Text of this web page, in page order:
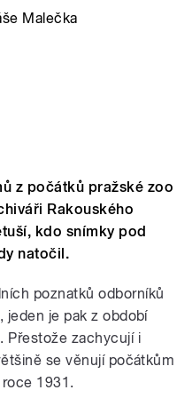
Malečka
z počátků pražské zoo
Rakouského
kdo snímky pod
natočil.
poznatků odborníků
jeden je pak z období
Přestože zachycují i
se věnují počátkům
1931.